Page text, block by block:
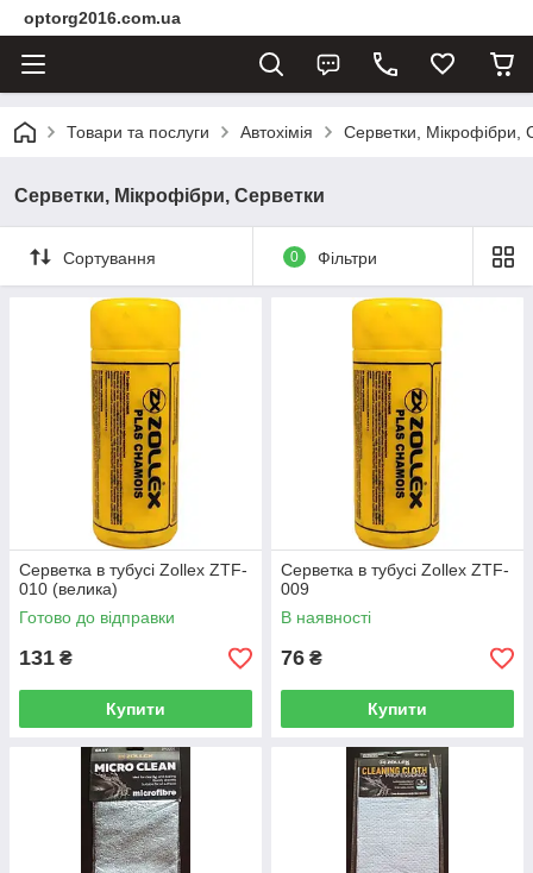
optorg2016.com.ua
Товари та послуги Автохімія Серветки, Мікрофібри,
Серветки, Мікрофібри, Серветки
Сортування 0 Фільтри
Серветка в тубусі Zollex ZTF-
010 (велика)
Готово до відправки
131 ₴
Купити
Серветка в тубусі Zollex ZTF-
009
В наявності
76 ₴
Купити